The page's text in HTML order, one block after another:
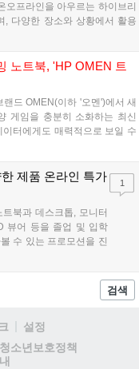
프라인을 아우르는 하이브리
, 다양한 장소와 상황에서 활용
닌 필수 제품으로 급부상하고
를 제공한다. 휴대성이 뛰어난
2-in-1 노트북, 데스크톱 수준
포트폴리오를 갖췄다....
노트북, 'HP OMEN 트
드 OMEN(이하 '오멘')에서 새
게임을 충분히 소화하는 최신
터에게도 매력적으로 보일 수
트랜센트(TRANSCEND) 16'
기반으로 하는 고사양의 게이
하고 있던 HP OMEN 라인업
고 수준의 디스플레이 사양을
제품 온라인 특가
북과 데스크톱, 모니터
뷰어 등을 졸업 및 입학
수 있는 프로모션을 진
에서 2월 6일부터 14일
게이밍 노트북 제
게이밍 브랜드인 빅터스
런칭 이후 좋은 반응을
무선 포터블 모니터 스
빅세일 쿠폰과 중복 쿠
1
검색
설정
청소년보호정책